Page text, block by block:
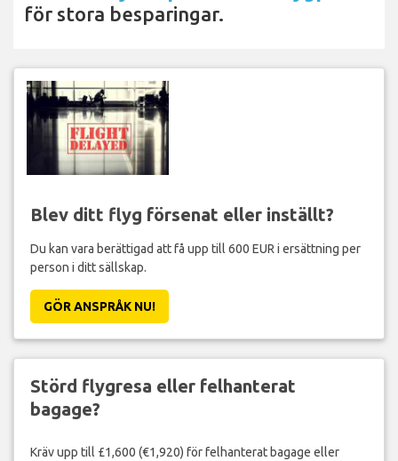
för stora besparingar.
Blev ditt flyg försenat eller inställt?
Du kan vara berättigad att få upp till 600 EUR i ersättning per
person i ditt sällskap.
GÖR ANSPRÅK NU!
Störd flygresa eller felhanterat
bagage?
Kräv upp till £1,600 (€1,920) för felhanterat bagage eller